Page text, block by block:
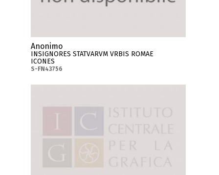
Anonimo
INSIGNORES STATVARVM VRBIS ROMAE
ICONES
S-FN43756